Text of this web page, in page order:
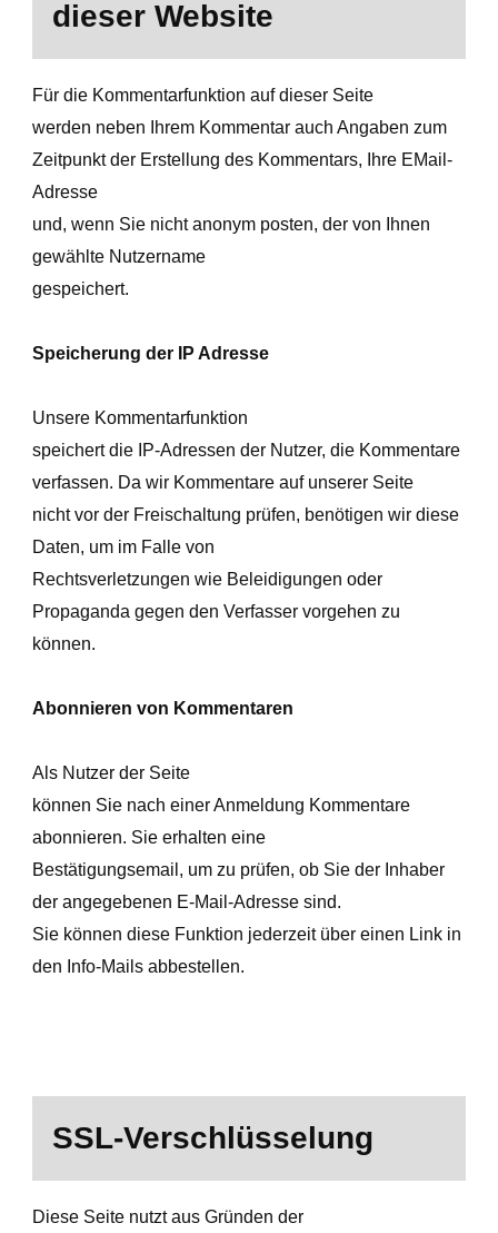
dieser Website
Für die Kommentarfunktion auf dieser Seite
werden neben Ihrem Kommentar auch Angaben zum
Zeitpunkt der Erstellung des Kommentars, Ihre EMail-
Adresse
und, wenn Sie nicht anonym posten, der von Ihnen
gewählte Nutzername
gespeichert.
Speicherung der IP Adresse
Unsere Kommentarfunktion
speichert die IP-Adressen der Nutzer, die Kommentare
verfassen. Da wir Kommentare auf unserer Seite
nicht vor der Freischaltung prüfen, benötigen wir diese
Daten, um im Falle von
Rechtsverletzungen wie Beleidigungen oder
Propaganda gegen den Verfasser vorgehen zu
können.
Abonnieren von Kommentaren
Als Nutzer der Seite
können Sie nach einer Anmeldung Kommentare
abonnieren. Sie erhalten eine
Bestätigungsemail, um zu prüfen, ob Sie der Inhaber
der angegebenen E-Mail-Adresse sind.
Sie können diese Funktion jederzeit über einen Link in
den Info-Mails abbestellen.
SSL-Verschlüsselung
Diese Seite nutzt aus Gründen der